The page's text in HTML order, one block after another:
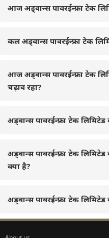
आज अड्वान्स पावरईन्फ्रा टेक
कल अड्वान्स पावरईन्फ्रा टेक
आज अड्वान्स पावरईन्फ्रा टेक
चढ़ाव रहा?
अड्वान्स पावरईन्फ्रा टेक लिमिटेड
अड्वान्स पावरईन्फ्रा टेक
क्या है?
अड्वान्स पावरईन्फ्रा टेक